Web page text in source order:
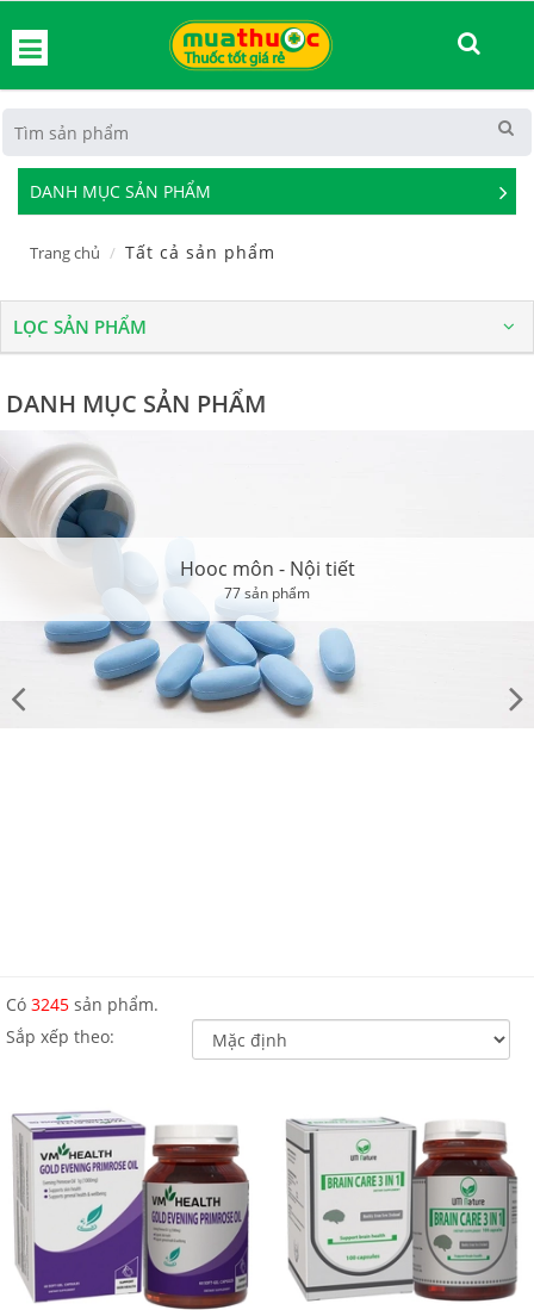
DANH MỤC SẢN PHẨM
See
Trang chủ Tất cả sản phẩm
LỌC SẢN PHẨM
DANH MỤC SẢN PHẨM
Hooc môn - Nội tiết
77 sản phẩm
Có 3245 sản phẩm.
Sắp xếp theo: